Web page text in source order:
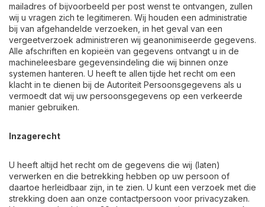
mailadres of bijvoorbeeld per post wenst te ontvangen, zullen
wij u vragen zich te legitimeren. Wij houden een administratie
bij van afgehandelde verzoeken, in het geval van een
vergeetverzoek administreren wij geanonimiseerde gegevens.
Alle afschriften en kopieën van gegevens ontvangt u in de
machineleesbare gegevensindeling die wij binnen onze
systemen hanteren. U heeft te allen tijde het recht om een
klacht in te dienen bij de Autoriteit Persoonsgegevens als u
vermoedt dat wij uw persoonsgegevens op een verkeerde
manier gebruiken.
Inzagerecht
U heeft altijd het recht om de gegevens die wij (laten)
verwerken en die betrekking hebben op uw persoon of
daartoe herleidbaar zijn, in te zien. U kunt een verzoek met die
strekking doen aan onze contactpersoon voor privacyzaken.